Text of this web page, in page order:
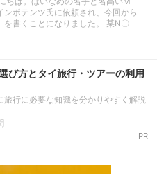
ンポテンツ氏に依頼され、今回から
を書くことになりました。 某N〇
び方とタイ旅行・ツアーの利用
旅行に必要な知識を分かりやすく解説
PR